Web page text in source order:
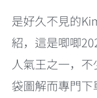
是好久不見的
紹，這是唧唧
人氣王之一，
袋圖解而專門